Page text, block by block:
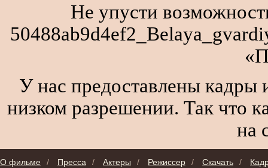
Не упусти
У нас предоставлены кадры
низком разрешении. Так что
на
О фильме / Пресса / Актеры / Режиссер / Скачать /